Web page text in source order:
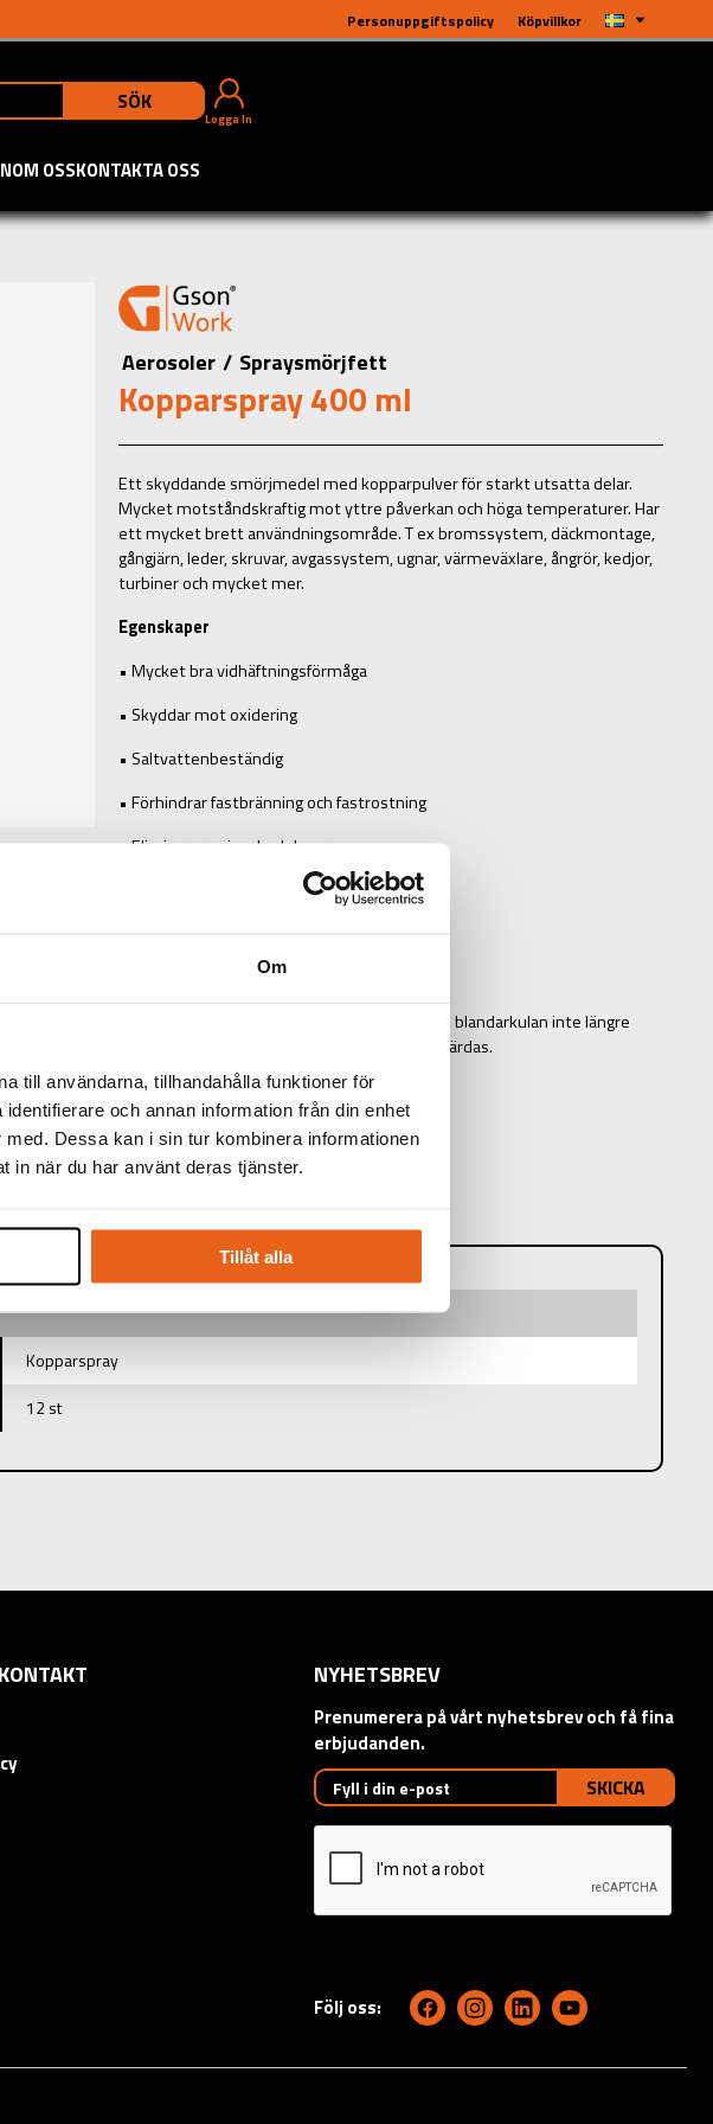
Om
till användarna, tillhandahålla funktioner för
och annan information från din enhet
Dessa kan i sin tur kombinera informationen
in när du har använt deras tjänster.
Tillåt alla
Personuppgiftspolicy Köpvillkor
SÖK
Logga In
OM OSSKONTAKTA OSS
Aerosoler / Spraysmörjfett
Kopparspray 400 ml
Ett skyddande smörjmedel med kopparpulver för starkt utsatta delar.
Mycket motståndskraftig mot yttre påverkan och höga temperaturer. Har
ett mycket brett användningsområde. T ex bromssystem, däckmontage,
gångjärn, leder, skruvar, avgassystem, ugnar, värmeväxlare, ångrör, kedjor,
turbiner och mycket mer.
Egenskaper
• Mycket bra vidhäftningsförmåga
• Skyddar mot oxidering
• Saltvattenbeständig
• Förhindrar fastbränning och fastrostning
• Eliminerar gnissel och knarr
• Temperaturområde: -30° C till +1200° C
Smutsiga delar rengörs innan behandling.
Skaka behållaren kraftigt i ca 1 minut eller tills blandarkulan inte längre
hörs. Spraya efter behov på ytan som ska åtgärdas.
Art.nr.: 905020
EAN-kod: 7340090220753
Kopparspray
12 st
NYHETSBREV
Prenumerera på vårt nyhetsbrev och få fina
erbjudanden.
SKICKA
Följ oss: